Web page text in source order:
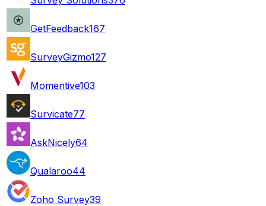
GetFeedback167
SurveyGizmo127
Momentive103
Survicate77
AskNicely64
Qualaroo44
Zoho Survey39